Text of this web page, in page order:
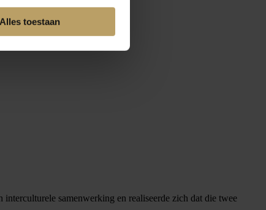
Alles toestaan
samenwerking en realiseerde zich dat die twee